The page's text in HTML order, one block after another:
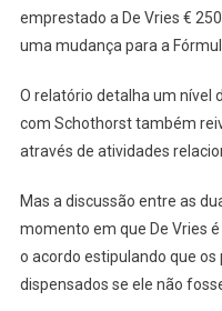
emprestado a De Vries €
uma mudança para a
O relatório detalha um nível
com Schothorst também
através de atividades
Mas a discussão entre as
momento em que De Vries
o acordo estipulando que
dispensados se ele não